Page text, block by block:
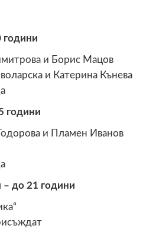
години
и Борис Мацов
и Катерина Кънева
години
и Пламен Иванов
– до 21 години